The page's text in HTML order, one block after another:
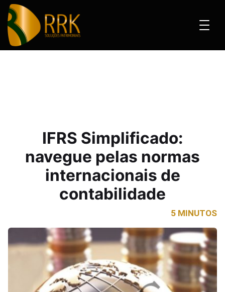
IFRS Simplificado:
navegue pelas normas
internacionais de
contabilidade
5 MINUTOS